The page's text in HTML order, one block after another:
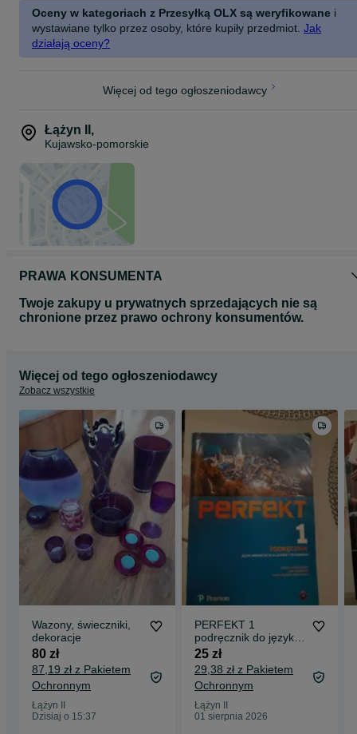
Oceny w kategoriach z Przesyłką OLX są weryfikowane i
wystawiane tylko przez osoby, które kupiły przedmiot. Jak
działają oceny?
Więcej od tego ogłoszeniodawcy
Łążyn II ,
Kujawsko-pomorskie
PRAWA KONSUMENTA
Twoje zakupy u prywatnych sprzedających nie są
chronione przez prawo ochrony konsumentów.
Więcej od tego ogłoszeniodawcy
Zobacz wszystkie
Wazony, świeczniki,
dekoracje
80 zł
87,19 zł z Pakietem
Ochronnym
Łążyn II
Dzisiaj o 15:37
PERFEKT 1
podręcznik do języka
niemieckiego
25 zł
29,38 zł z Pakietem
Ochronnym
Łążyn II
01 sierpnia 2026